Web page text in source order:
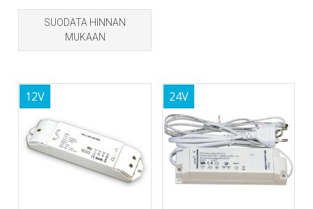
SUODATA HINNAN
MUKAAN
12V 24V